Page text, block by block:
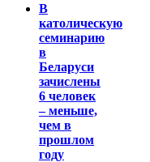
В
католическую
семинарию
в
Беларуси
зачислены
6 человек
– меньше,
чем в
прошлом
году